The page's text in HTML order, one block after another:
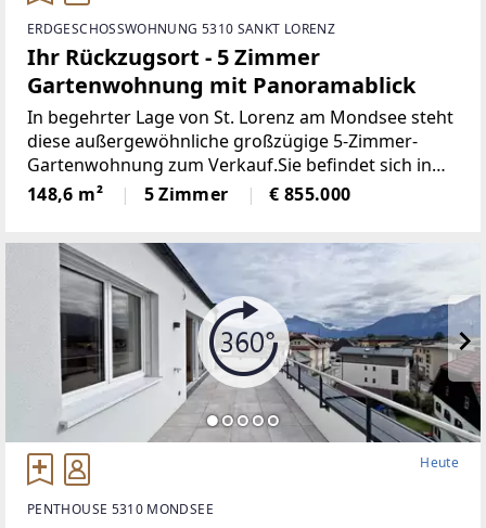
ERDGESCHOSSWOHNUNG 5310 SANKT LORENZ
Ihr Rückzugsort - 5 Zimmer
Gartenwohnung mit Panoramablick
In begehrter Lage von St. Lorenz am Mondsee steht
diese außergewöhnliche großzügige 5-Zimmer-
Gartenwohnung zum Verkauf.Sie befindet sich in
einem modernen, 2019 erbauten Mehrfamilienhaus
und beeindruckt durch eine Wohnfläche von rund
148,6 m² 5 Zimmer € 855.000
Heute
PENTHOUSE 5310 MONDSEE